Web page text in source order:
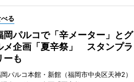
る
岡パルコで「辛メーター」とグ
メ企画「夏辛祭」 スタンプラ
ーも
パルコ本館・新館（福岡市中央区天神2）